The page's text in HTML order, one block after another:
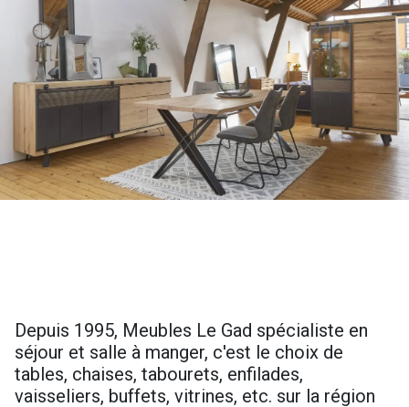
Depuis 1995, Meubles Le Gad spécialiste en
séjour et salle à manger, c'est le choix de
tables, chaises, tabourets, enfilades,
vaisseliers, buffets, vitrines, etc. sur la région